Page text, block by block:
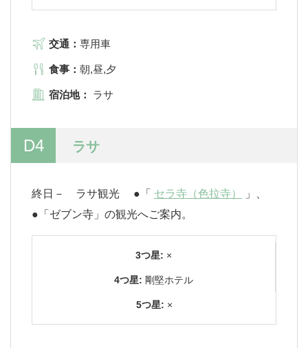
交通： 専用車
食事： 朝,昼,夕
宿泊地： ラサ
D4 ラサ
終日－ ラサ観光 ●「 セラ寺（色拉寺）
」、
●「ゼブン寺」の観光へご案内。
3つ星: ×
4つ星: 剛堅ホテル
5つ星: ×